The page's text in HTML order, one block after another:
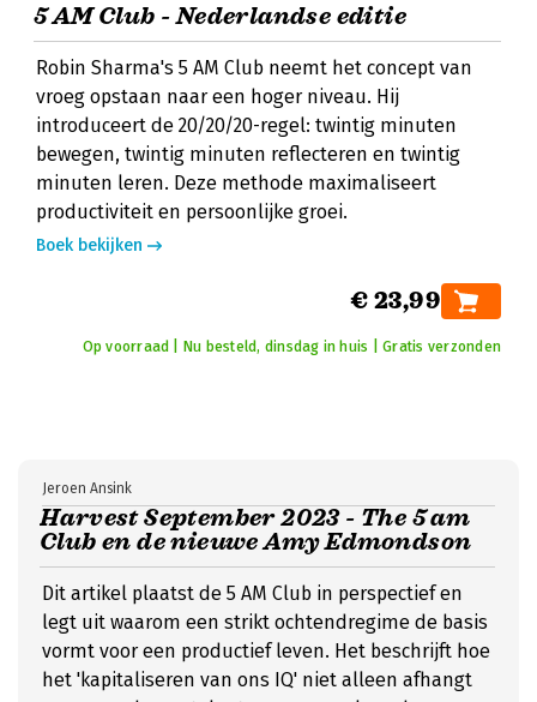
5 AM Club - Nederlandse editie
Robin Sharma's 5 AM Club neemt het concept van
vroeg opstaan naar een hoger niveau. Hij
introduceert de 20/20/20-regel: twintig minuten
bewegen, twintig minuten reflecteren en twintig
minuten leren. Deze methode maximaliseert
productiviteit en persoonlijke groei.
Boek bekijken
€ 23,99
Op voorraad | Nu besteld, dinsdag in huis | Gratis verzonden
Harvest September 2023 - The 5 am
Club en de nieuwe Amy Edmondson
Jeroen Ansink
Dit artikel plaatst de 5 AM Club in perspectief en
legt uit waarom een strikt ochtendregime de basis
vormt voor een productief leven. Het beschrijft hoe
het 'kapitaliseren van ons IQ' niet alleen afhangt